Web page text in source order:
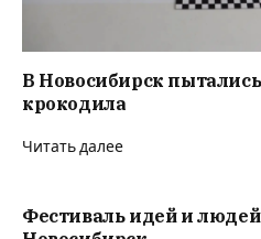
В Новосибирск
крокодила
Читать далее
Фестиваль идей и